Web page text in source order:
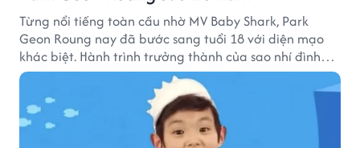
Từng nổi tiếng toàn cầu nhờ MV Baby Shark, Park
Geon Roung nay đã bước sang tuổi 18 với diện mạo
khác biệt. Hành trình trưởng thành của sao nhí đình
đám một thời đang thu hút sự quan tâm của nhiều